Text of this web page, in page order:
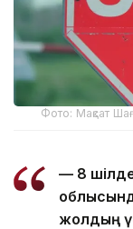
Фото: Мақсат
— 8
жолдың